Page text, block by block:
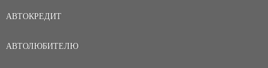
АВТОКРЕДИТ
АВТОЛЮБИТЕЛЮ